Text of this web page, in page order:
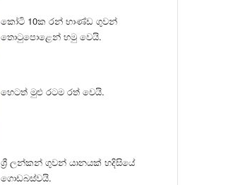
කෝටි 10ක රන් භාණ්ඩ ගුවන්
තොටුපොළෙන් හමු වෙයි.
හෙටත් මුළු රටම රත් වෙයි.
ශ්‍රී ලන්කන් ගුවන් යානයක් හදිසියේ
ගොඩබස්වයි.